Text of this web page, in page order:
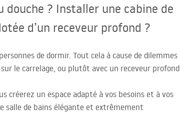
douche ? Installer une cabine de
d’un receveur profond ?
de dormir. Tout cela à cause de dilemmes
le carrelage, ou plutôt avec un receveur profond
créerez un espace adapté à vos besoins et à vos
salle de bains élégante et extrêmement